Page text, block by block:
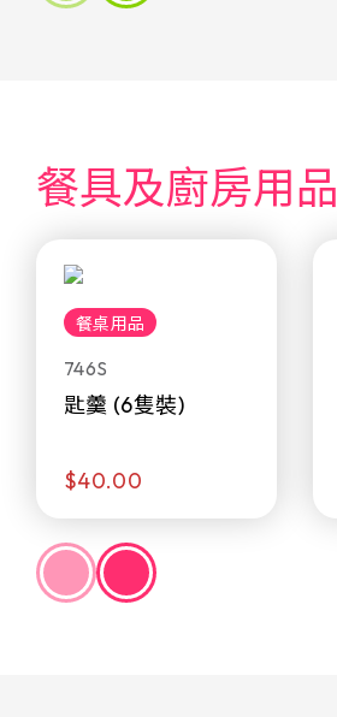
餐具及廚房用品
餐桌用品
746S
匙羹 (6隻裝)
$40.00